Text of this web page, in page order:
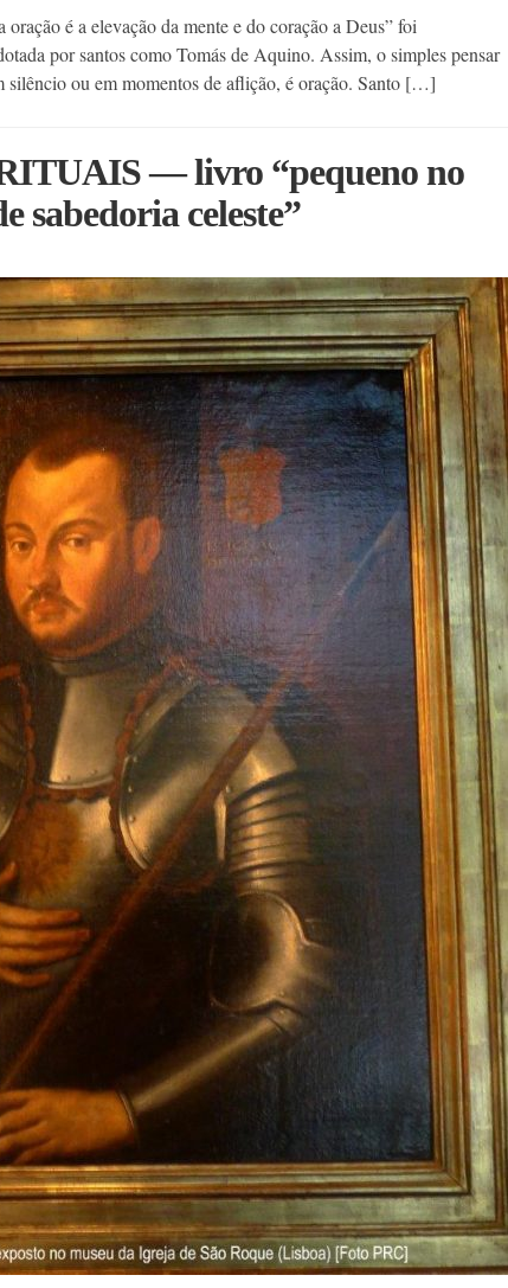
é a elevação da mente e do coração a Deus” foi
por santos como Tomás de Aquino. Assim, o simples pensar
silêncio ou em momentos de aflição, é oração. Santo […]
— livro “pequeno no
sabedoria celeste”